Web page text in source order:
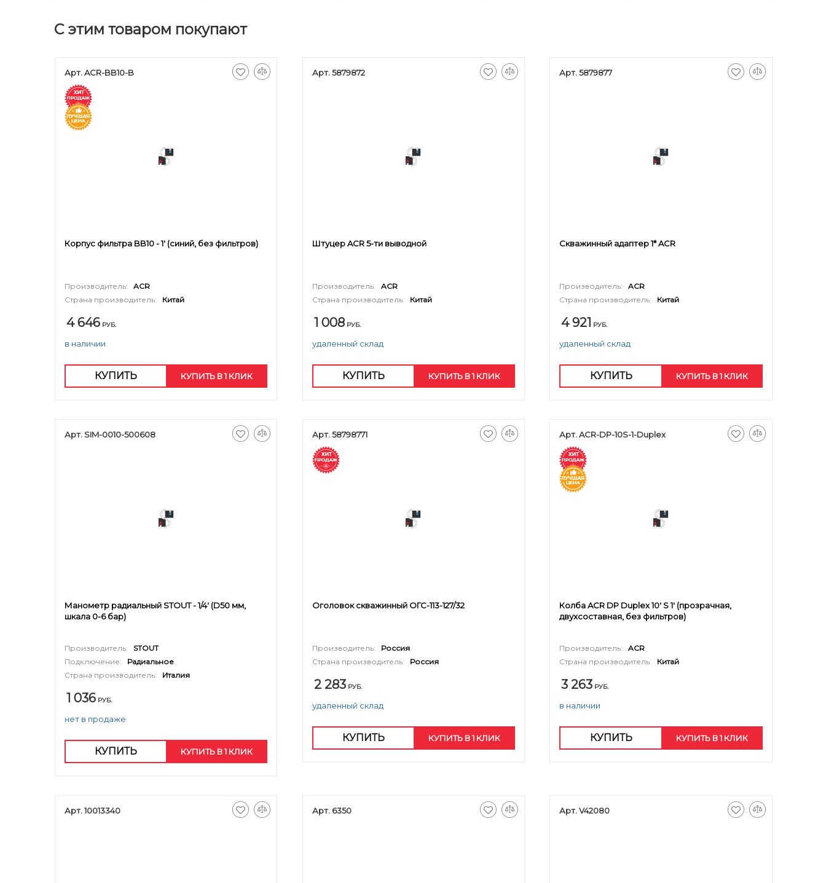
С этим товаром покупают
Арт. ACR-BB10-B
Корпус фильтра BB10 - 1' (синий, без фильтров)
Производитель:
ACR
Страна производитель:
Китай
4 646 РУБ.
в наличии
КУПИТЬ КУПИТЬ В 1 КЛИК
Арт. 5879872
Штуцер ACR 5-ти выводной
Производитель:
ACR
Страна производитель:
Китай
1 008 РУБ.
удаленный склад
КУПИТЬ КУПИТЬ В 1 КЛИК
Арт. 5879877
Скважинный адаптер 1* ACR
Производитель:
ACR
Страна производитель:
Китай
4 921 РУБ.
удаленный склад
КУПИТЬ КУПИТЬ В 1 КЛИК
Арт. SIM-0010-500608
Манометр радиальный STOUT - 1/4' (D50 мм,
шкала 0-6 бар)
Производитель:
STOUT
Подключение:
Радиальное
Страна производитель:
Италия
1 036 РУБ.
нет в продаже
КУПИТЬ КУПИТЬ В 1 КЛИК
Арт. 58798771
Оголовок скважинный ОГС-113-127/32
Производитель:
Россия
Страна производитель:
Россия
2 283 РУБ.
удаленный склад
КУПИТЬ КУПИТЬ В 1 КЛИК
Арт. ACR-DP-10S-1-Duplex
Колба ACR DP Duplex 10' S 1' (прозрачная,
двухсоставная, без фильтров)
Производитель:
ACR
Страна производитель:
Китай
3 263 РУБ.
в наличии
КУПИТЬ КУПИТЬ В 1 КЛИК
Арт. 10013340 Арт. 6350 Арт. V42080